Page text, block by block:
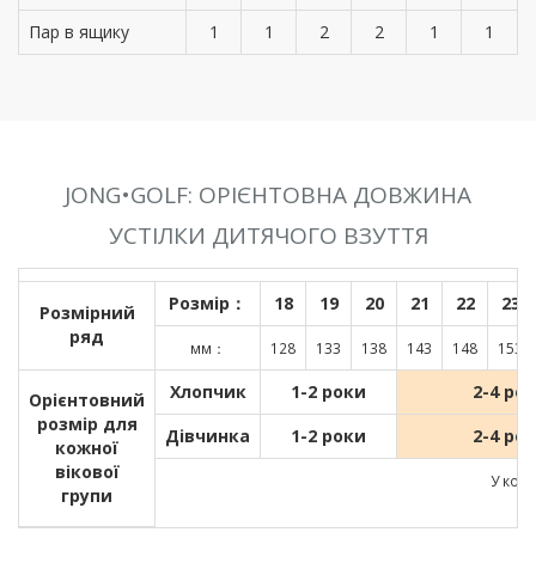
Пар в ящику 1 1 2 2 1 1
JONG•GOLF: ОРІЄНТОВНА ДОВЖИНА
УСТІЛКИ ДИТЯЧОГО ВЗУТТЯ
Розмірний
ряд
Розмір： 18 19 20 21 22 23
мм： 128 133 138 143 148 153
Орієнтовний
розмір для
кожної
вікової
групи
Хлопчик 1-2 роки
2-4
Дівчинка
1-2 роки 2-4
У